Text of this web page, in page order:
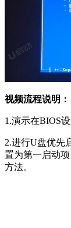
视频流程说明：
1.演示在BIOS
2.进行U盘优先
置为第一启动
方法。